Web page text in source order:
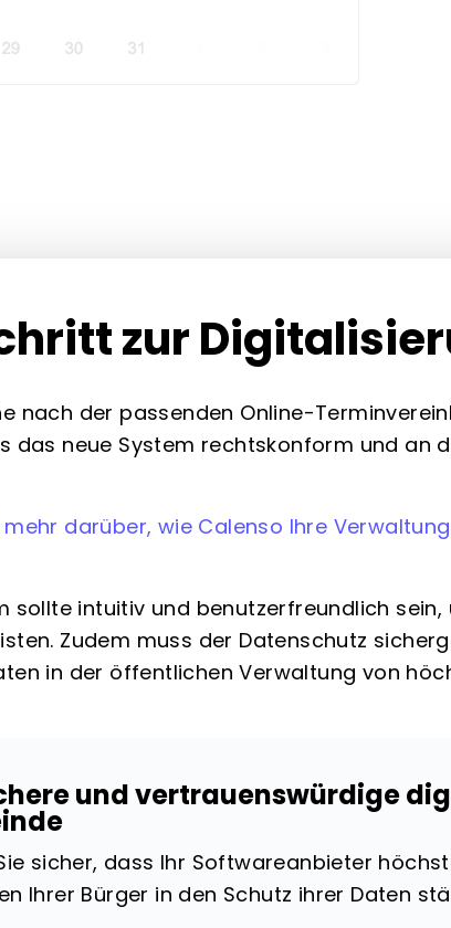
zur
nach der passenden Online-
das neue System rechtskonform und an
mehr darüber, wie Calenso Ihre
sollte intuitiv und benutzerfreundlich
Zudem muss der Datenschutz
in der öffentlichen Verwaltung von
und vertrauenswürdige
sicher, dass Ihr Softwareanbieter
Ihrer Bürger in den Schutz ihrer Daten